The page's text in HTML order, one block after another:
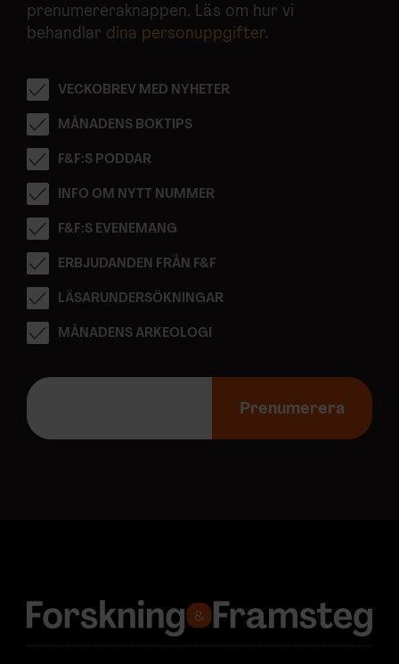
prenumereraknappen. Läs om hur vi
behandlar dina personuppgifter.
VECKOBREV MED NYHETER
MÅNADENS BOKTIPS
F&F:S PODDAR
INFO OM NYTT NUMMER
F&F:S EVENEMANG
ERBJUDANDEN FRÅN F&F
LÄSARUNDERSÖKNINGAR
MÅNADENS ARKEOLOGI
E
p
s
:
Prenumerera